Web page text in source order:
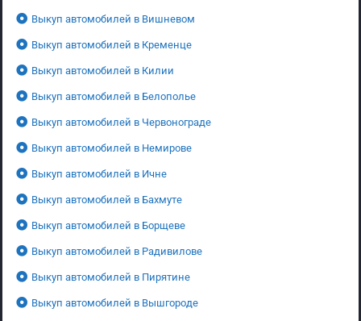
Выкуп автомобилей в Вишневом
Выкуп автомобилей в Кременце
Выкуп автомобилей в Килии
Выкуп автомобилей в Белополье
Выкуп автомобилей в Червонограде
Выкуп автомобилей в Немирове
Выкуп автомобилей в Ичне
Выкуп автомобилей в Бахмуте
Выкуп автомобилей в Борщеве
Выкуп автомобилей в Радивилове
Выкуп автомобилей в Пирятине
Выкуп автомобилей в Вышгороде